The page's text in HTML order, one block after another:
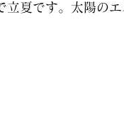
立夏です。太陽の